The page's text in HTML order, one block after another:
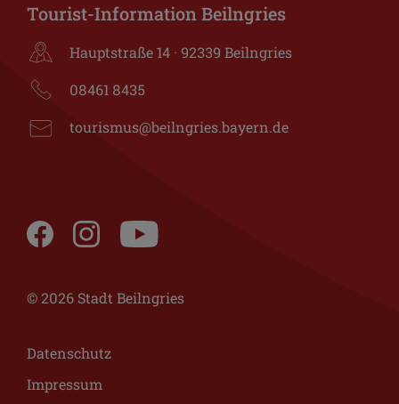
Tourist-Information Beilngries
Hauptstraße 14 · 92339 Beilngries
08461 8435
tourismus@beilngries.bayern.de
© 2026 Stadt Beilngries
Datenschutz
Impressum